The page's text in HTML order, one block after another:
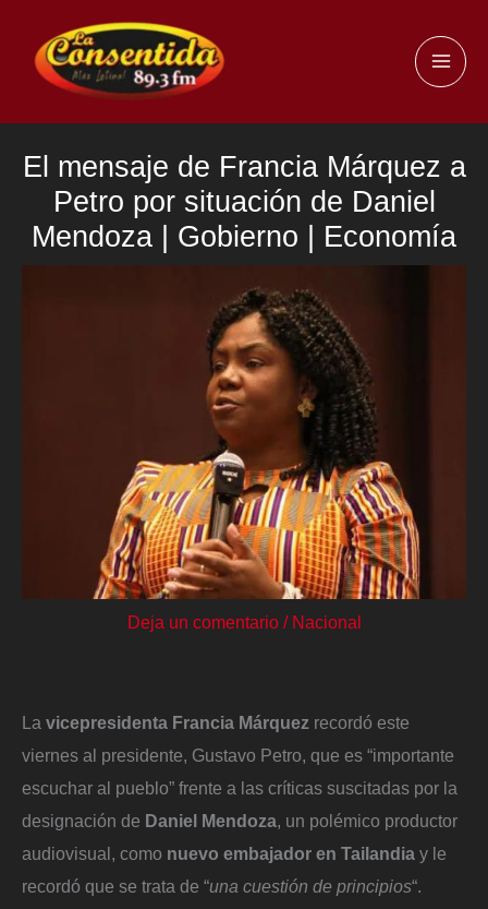
contenido
El mensaje de Francia Márquez a
Petro por situación de Daniel
Mendoza | Gobierno | Economía
Deja un comentario / Nacional
La vicepresidenta Francia Márquez recordó este
viernes al presidente, Gustavo Petro, que es “importante
escuchar al pueblo” frente a las críticas suscitadas por la
designación de Daniel Mendoza, un polémico productor
audiovisual, como nuevo embajador en Tailandia y le
recordó que se trata de “una cuestión de principios“.